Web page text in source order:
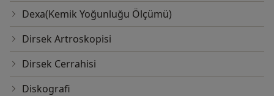
Dexa(Kemik Yoğunluğu Ölçümü)
Dirsek Artroskopisi
Dirsek Cerrahisi
Diskografi